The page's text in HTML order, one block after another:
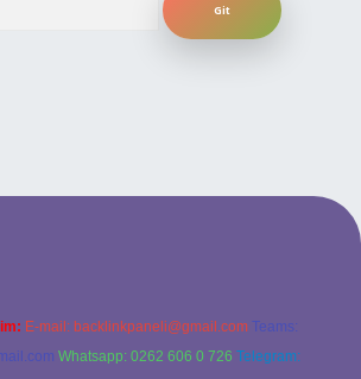
E-mail: backlinkpaneli@gmail.com Teams:
Whatsapp: 0262 606 0 726 Telegram: